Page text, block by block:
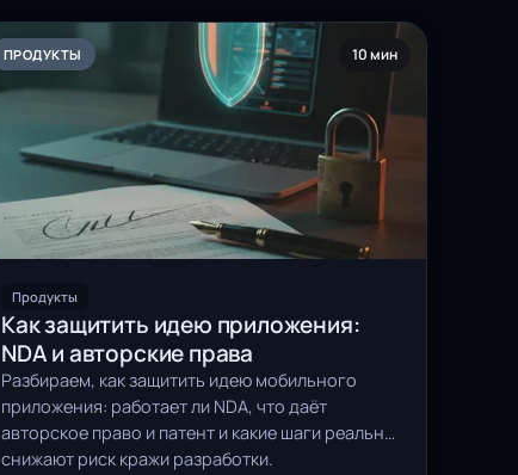
ПРОДУКТЫ 10 мин
Продукты
Как защитить идею приложения:
NDA и авторские права
Разбираем, как защитить идею мобильного
приложения: работает ли NDA, что даёт
авторское право и патент и какие шаги реально
снижают риск кражи разработки.